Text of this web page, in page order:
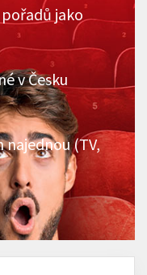
pořadů jako
v Česku
najednou (TV,